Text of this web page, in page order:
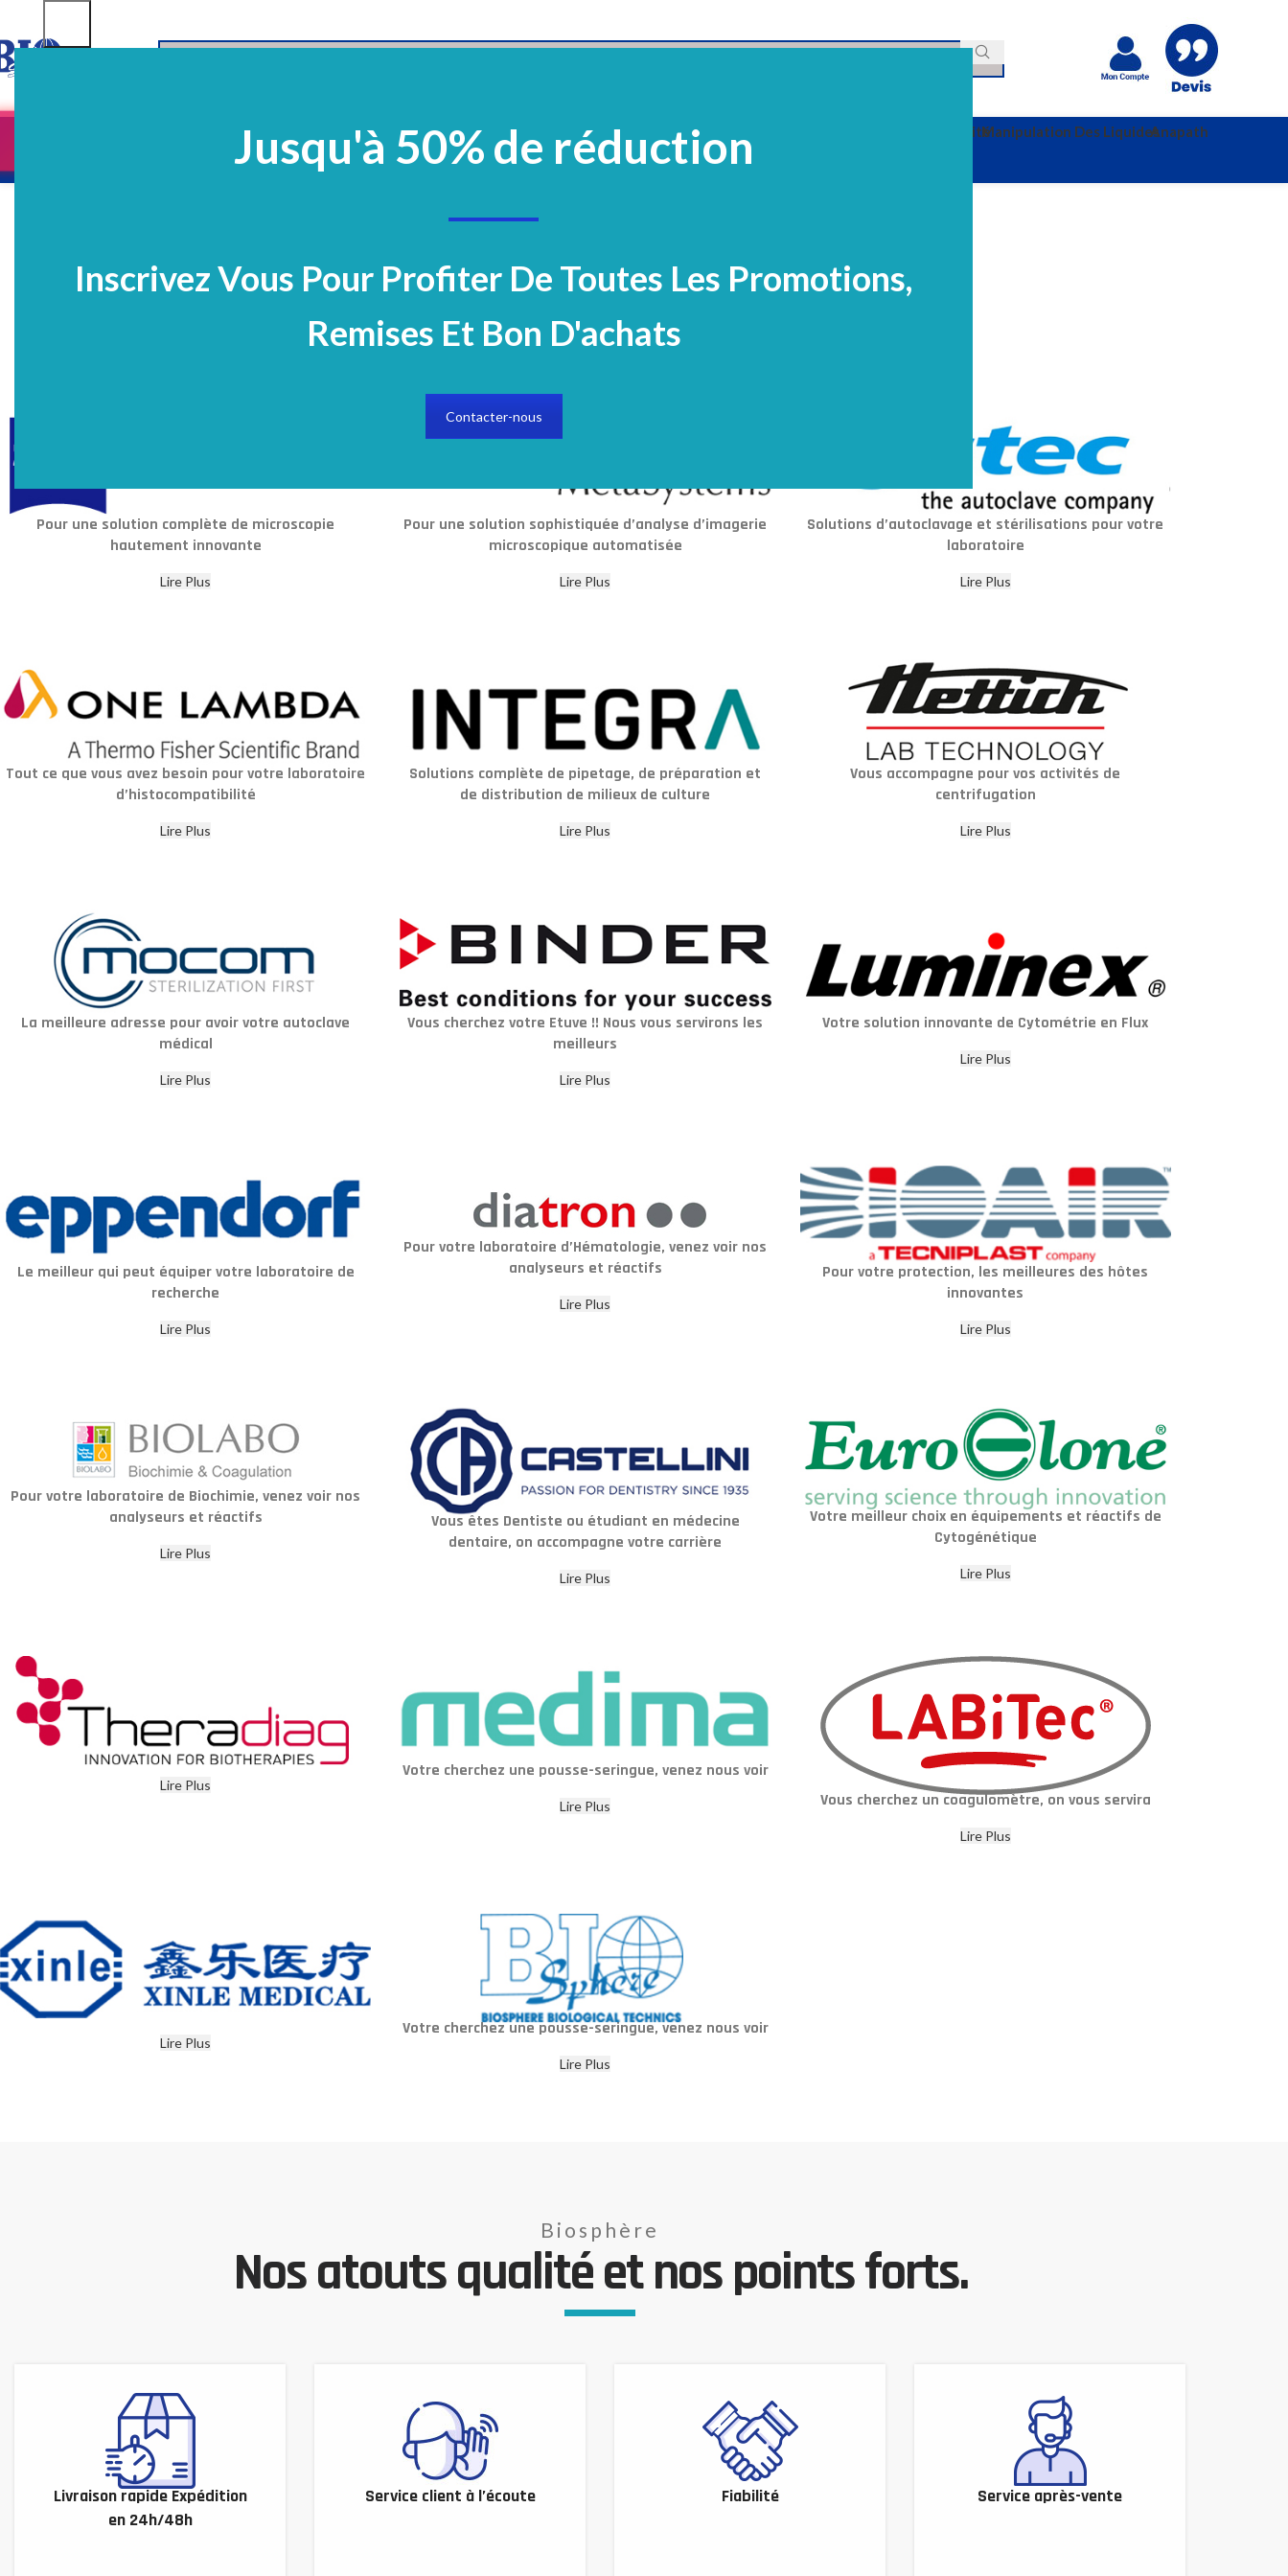
Jusqu'à 50% de réduction
Inscrivez Vous Pour Profiter De Toutes Les Promotions,
Remises Et Bon D'achats
Contacter-nous
EquipementsEQ Médico-Dentaires PrélèvementPlastique Et VerrerieMobilier Réactifs Et Colorants Hygiéne Et SécuritéManipulation Des LiquidesAnapath
Electrocardiogramme
Partenaires
Pour une solution complète de microscopie
hautement innovante
Lire Plus
Pour une solution sophistiquée d’analyse d’imagerie
microscopique automatisée
Lire Plus
Solutions d’autoclavage et stérilisations pour votre
laboratoire
Lire Plus
Tout ce que vous avez besoin pour votre laboratoire
d’histocompatibilité
Lire Plus
Solutions complète de pipetage, de préparation et
de distribution de milieux de culture
Lire Plus
Vous accompagne pour vos activités de
centrifugation
Lire Plus
La meilleure adresse pour avoir votre autoclave
médical
Lire Plus
Vous cherchez votre Etuve !! Nous vous servirons les
meilleurs
Lire Plus
Votre solution innovante de Cytométrie en Flux
Lire Plus
Le meilleur qui peut équiper votre laboratoire de
recherche
Lire Plus
Pour votre laboratoire d’Hématologie, venez voir nos
analyseurs et réactifs
Lire Plus
Pour votre protection, les meilleures des hôtes
innovantes
Lire Plus
Pour votre laboratoire de Biochimie, venez voir nos
analyseurs et réactifs
Lire Plus
Vous êtes Dentiste ou étudiant en médecine
dentaire, on accompagne votre carrière
Lire Plus
Votre meilleur choix en équipements et réactifs de
Cytogénétique
Lire Plus
Lire Plus
Votre cherchez une pousse-seringue, venez nous voir
Lire Plus Vous cherchez un coagulomètre, on vous servira
Lire Plus
Lire Plus
Votre cherchez une pousse-seringue, venez nous voir
Lire Plus
Biosphère
Nos atouts qualité et nos points forts.
Livraison rapide Expédition
en 24h/48h
Service client à l’écoute Fiabilité Service après-vente